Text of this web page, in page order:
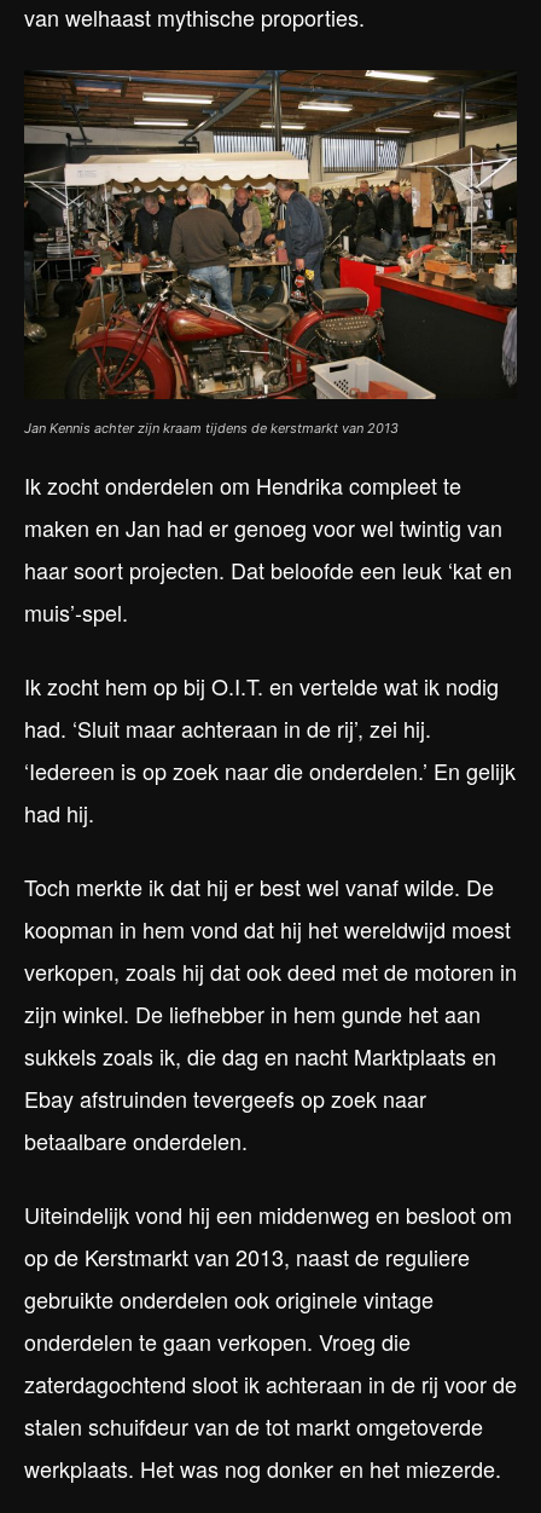
van welhaast mythische proporties.
Jan Kennis achter zijn kraam tijdens de kerstmarkt van 2013
Ik zocht onderdelen om Hendrika compleet te
maken en Jan had er genoeg voor wel twintig van
haar soort projecten. Dat beloofde een leuk ‘kat en
muis’-spel.
Ik zocht hem op bij O.I.T. en vertelde wat ik nodig
had. ‘Sluit maar achteraan in de rij’, zei hij.
‘Iedereen is op zoek naar die onderdelen.’ En gelijk
had hij.
Toch merkte ik dat hij er best wel vanaf wilde. De
koopman in hem vond dat hij het wereldwijd moest
verkopen, zoals hij dat ook deed met de motoren in
zijn winkel. De liefhebber in hem gunde het aan
sukkels zoals ik, die dag en nacht Marktplaats en
Ebay afstruinden tevergeefs op zoek naar
betaalbare onderdelen.
Uiteindelijk vond hij een middenweg en besloot om
op de Kerstmarkt van 2013, naast de reguliere
gebruikte onderdelen ook originele vintage
onderdelen te gaan verkopen. Vroeg die
zaterdagochtend sloot ik achteraan in de rij voor de
stalen schuifdeur van de tot markt omgetoverde
werkplaats. Het was nog donker en het miezerde.